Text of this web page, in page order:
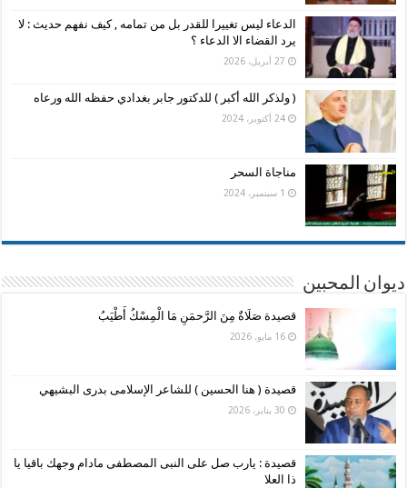
الدعاء ليس تغييرا للقدر بل من تمامه , كيف نفهم حديث : لا
يرد القضاء الا الدعاء ؟
27 أبريل، 2026
( ولذكر الله أكبر ) للدكتور جابر بغدادي حفظه الله ورعاه
24 أكتوبر، 2024
مناجاة السحر
1 سبتمبر، 2024
ديوان المحبين
قصيدة صَلَاةٌ مِنَ الرَّحمَنِ مَا الْمِسْكُ أَطْيَبُ
16 مايو، 2026
قصيدة ( هنا الحسين ) للشاعر الإسلامى بدرى البشيهي
30 يناير، 2026
قصيدة : يارب صل على النبى المصطفى مادام وجهك باقيا يا
ذا العلا